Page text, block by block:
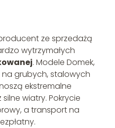
ze sprzedażą
wytrzymałych
. Modele Domek,
na grubych, stalowych
ekstremalne
wiatry. Pokrycie
a transport na